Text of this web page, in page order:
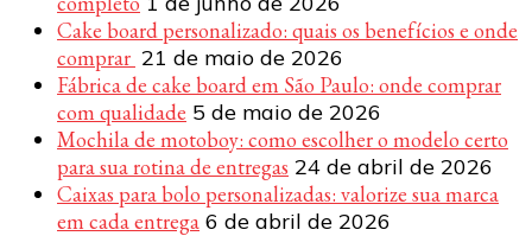
Cake board personalizado: quais os benefícios e onde
comprar 21 de maio de 2026
Fábrica de cake board em São Paulo: onde comprar
com qualidade 5 de maio de 2026
Mochila de motoboy: como escolher o modelo certo
para sua rotina de entregas 24 de abril de 2026
Caixas para bolo personalizadas: valorize sua marca
em cada entrega 6 de abril de 2026